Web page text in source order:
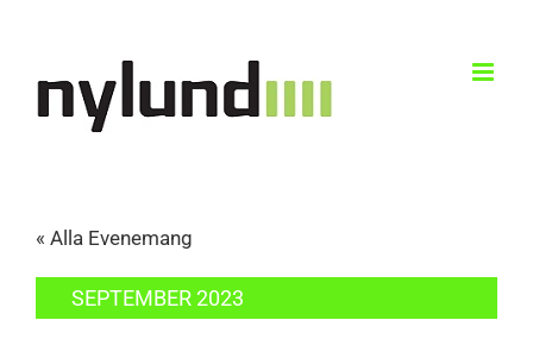
« Alla Evenemang
SEPTEMBER 2023